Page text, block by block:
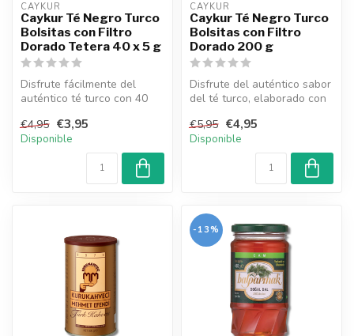
CAYKUR
Caykur Té Negro Turco
Bolsitas con Filtro
Dorado Tetera 40 x 5 g
Disfrute fácilmente del
auténtico té turco con 40
gramos...
€4,95 €3,95
Disponible
CAYKUR
Caykur Té Negro Turco
Bolsitas con Filtro
Dorado 200 g
Disfrute del auténtico sabor
del té turco, elaborado con
€5,95 €4,95
Disponible
-13%